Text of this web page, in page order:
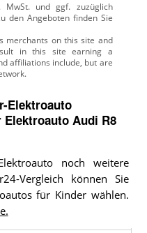
MwSt. und ggf. zuzüglich
den Angeboten finden Sie
Elektroauto
Audi R8
noch weitere
Vergleich können Sie
für Kinder wählen.